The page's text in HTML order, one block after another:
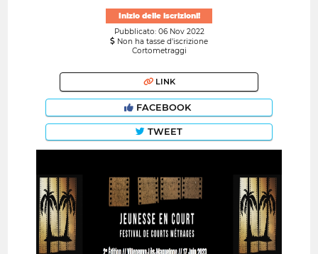
Inizio delle iscrizioni!
Pubblicato: 06 Nov 2022
Non ha tasse d'iscrizione
Cortometraggi
LINK
FACEBOOK
TWEET